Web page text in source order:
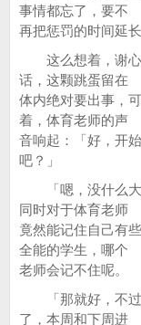
事情都忘了，要不
再把惩罚的时间延长
这么想着，谢心
话，这颗跳蛋留在
体内绝对要出事，
着，体育老师的声
音响起：「好，开
吧？」
「嗯，没什么大
同时对于体育老师
竟然能记住自己有
全能的学生，哪个
老师会记不住呢。
「那就好，不过
了，本周和下周进